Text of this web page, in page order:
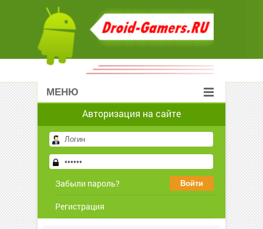
МЕНЮ
Авторизация на сайте
Забыли пароль?
Регистрация